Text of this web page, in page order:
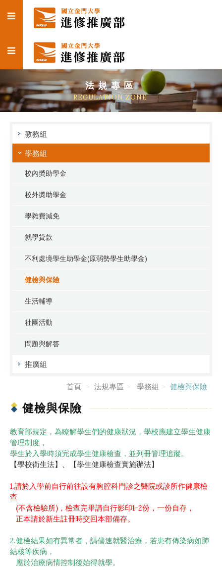
法規專區
REGULATION ZONE
教務組
學務組
校內奬助學金
校外奬助學金
學雜費減免
就學貸款
不利處境學生助學金(原弱勢學生助學金)
健檢與保險
生活輔導
社團活動
問題與解答
推廣組
首頁 法規專區 學務組 健檢與保險
健檢與保險
教育部規定，為瞭解學生們的健康狀況，學校應建立學生健康
管理制度，
學生於入學時須完成學生健康檢查，並列冊管理追蹤。
【學校衛生法】、【學生健康檢查實施辦法】
1.請於入學前自行前往設有胸腔科門診之醫院或診所作健康檢
查
(不含檢驗所)，檢查完畢請自行影印1-2份，一份自存，
正本請於新生註冊時交回本部備存。
2.健檢結果如有異常者，請儘速就醫治療，若患有傳染病如肺
結核等疾病，
應於治療病情控制後始得就學。